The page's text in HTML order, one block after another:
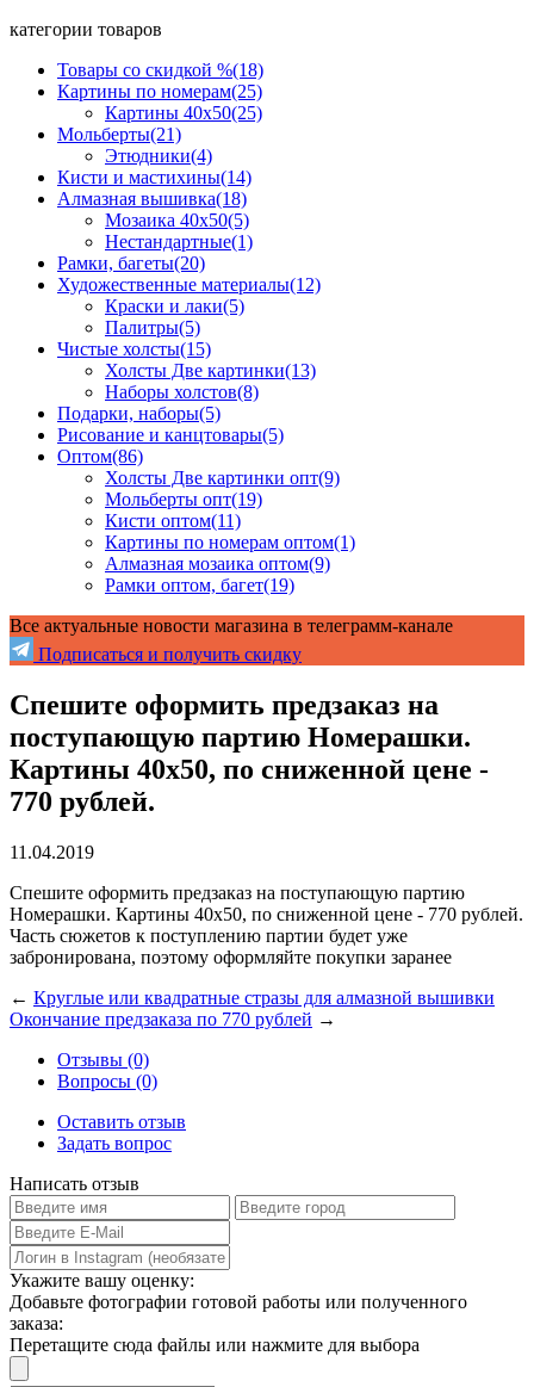
категории товаров
Товары со скидкой %(18)
Картины по номерам(25)
Картины 40x50(25)
Мольберты(21)
Этюдники(4)
Кисти и мастихины(14)
Алмазная вышивка(18)
Мозаика 40x50(5)
Нестандартные(1)
Рамки, багеты(20)
Художественные материалы(12)
Краски и лаки(5)
Палитры(5)
Чистые холсты(15)
Холсты Две картинки(13)
Наборы холстов(8)
Подарки, наборы(5)
Рисование и канцтовары(5)
Оптом(86)
Холсты Две картинки опт(9)
Мольберты опт(19)
Кисти оптом(11)
Картины по номерам оптом(1)
Алмазная мозаика оптом(9)
Рамки оптом, багет(19)
Все актуальные новости магазина в телеграмм-канале
Подписаться и получить скидку
Спешите оформить предзаказ на
поступающую партию Номерашки.
Картины 40х50, по сниженной цене -
770 рублей.
11.04.2019
Спешите оформить предзаказ на поступающую партию
Номерашки. Картины 40х50, по сниженной цене - 770 рублей.
Часть сюжетов к поступлению партии будет уже
забронирована, поэтому оформляйте покупки заранее
← Круглые или квадратные стразы для алмазной вышивки
Окончание предзаказа по 770 рублей →
Отзывы (0)
Вопросы (0)
Оставить отзыв
Задать вопрос
Написать отзыв
Укажите вашу оценку:
Добавьте фотографии готовой работы или полученного
заказа:
Перетащите сюда файлы или нажмите для выбора